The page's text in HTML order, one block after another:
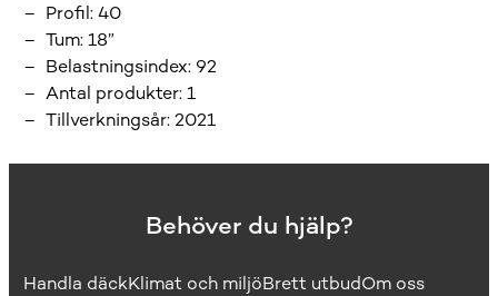
Profil:40
Tum:18”
Belastningsindex: 92
Antal produkter:1
Tillverkningsår:2021
Behöver du hjälp?
Handla däckKlimat och miljöBrett utbudOm oss